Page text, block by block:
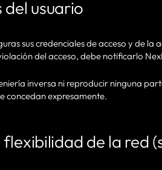
del usuario
sus credenciales de acceso y de la
del acceso, debe notificarlo
inversa ni reproducir ninguna
concedan expresamente.
de la red